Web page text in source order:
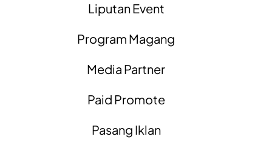
Liputan Event
Program Magang
Media Partner
Paid Promote
Pasang Iklan